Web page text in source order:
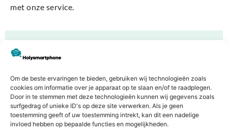
Om de beste ervaringen te bieden, gebruiken wij technologieën zoals
cookies om informatie over je apparaat op te slaan en/of te raadplegen.
Door in te stemmen met deze technologieën kunnen wij gegevens zoals
surfgedrag of unieke ID's op deze site verwerken. Als je geen
toestemming geeft of uw toestemming intrekt, kan dit een nadelige
invloed hebben op bepaalde functies en mogelijkheden.
met onze service.
Is jouw device defect?
E-reader laten repareren
MacBook laten repareren
Playstation laten repareren
Ander apparaat laten repareren?